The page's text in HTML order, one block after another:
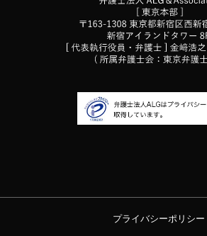
プライバシーポリシー